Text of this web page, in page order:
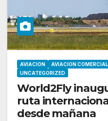
AVIACION AVIACION COMERCIAL
UNCATEGORIZED
World2Fly
ruta
desde mañana